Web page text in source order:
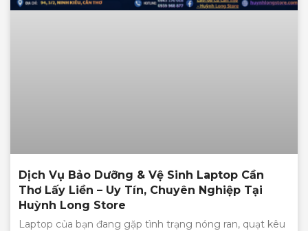
Dịch Vụ Bảo Dưỡng & Vệ Sinh Laptop Cần
Thơ Lấy Liền – Uy Tín, Chuyên Nghiệp Tại
Huỳnh Long Store
Laptop của bạn đang gặp tình trạng nóng ran, quạt kêu